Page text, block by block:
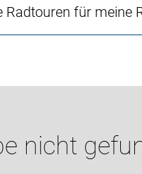
für meine
nicht